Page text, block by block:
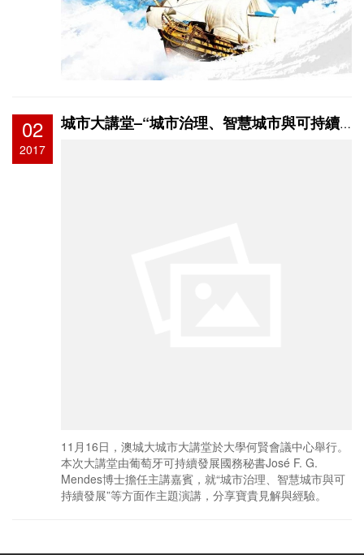
02
2017
城市大講堂–“城市治理、智慧城市與可持續發展” 順利舉行
11月16日，澳城大城市大講堂於大學何賢會議中心舉行。
本次大講堂由葡萄牙可持續發展國務秘書José F. G.
Mendes博士擔任主講嘉賓，就“城市治理、智慧城市與可
持續發展”等方面作主題演講，分享寶貴見解與經驗。